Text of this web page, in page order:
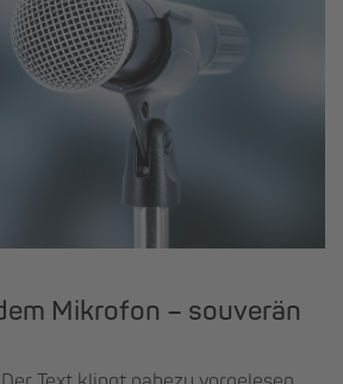
Mikrofon – souverän